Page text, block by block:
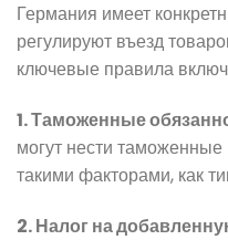
Германия имеет
регулируют въезд
ключевые правила
1. Таможенные
могут нести
такими факторами, как
2. Налог на